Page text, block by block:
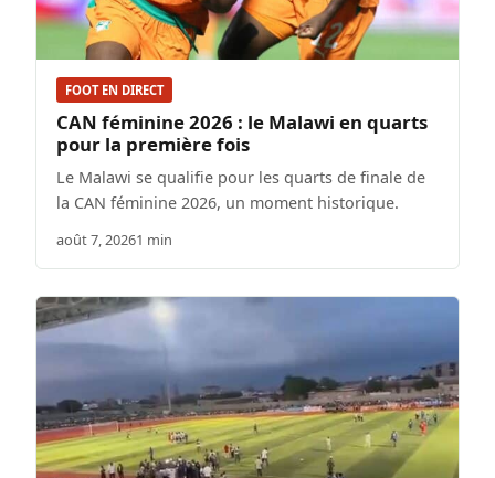
FOOT EN DIRECT
CAN féminine 2026 : le Malawi en quarts
pour la première fois
Le Malawi se qualifie pour les quarts de finale de
la CAN féminine 2026, un moment historique.
août 7, 20261 min